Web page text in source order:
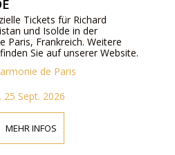
Tickets für Richard
und Isolde in der
Paris, Frankreich. Weitere
Sie auf unserer Website.
de Paris
25 Sept. 2026
MEHR INFOS